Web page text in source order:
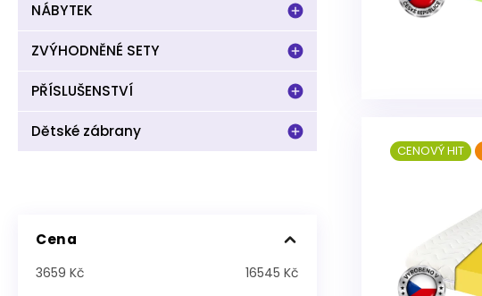
NÁBYTEK
ZVÝHODNĚNÉ SETY
PŘÍSLUŠENSTVÍ
Dětské zábrany
Cena
3659 Kč 16545 Kč
CENOVÝ HIT